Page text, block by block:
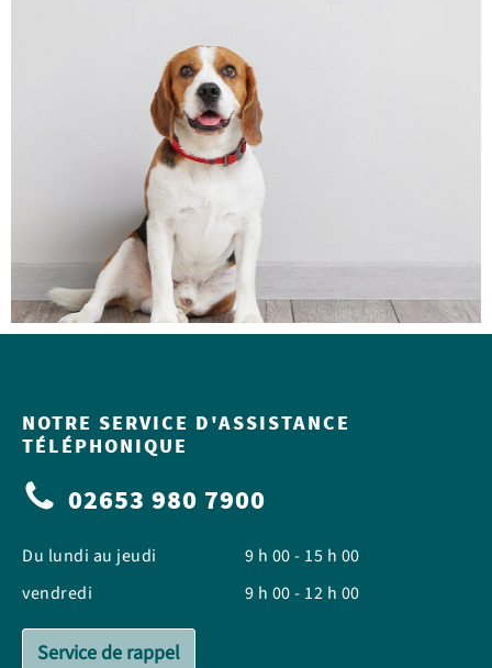
NOTRE SERVICE D'ASSISTANCE
TÉLÉPHONIQUE
02653 980 7900
Du lundi au jeudi
vendredi
9 h 00 - 15 h 00
9 h 00 - 12 h 00
Service de rappel